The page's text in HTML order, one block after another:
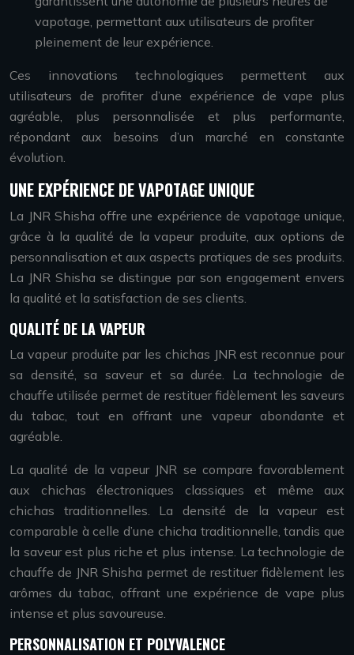
vapotage, permettant aux utilisateurs de profiter
pleinement de leur expérience.
Ces innovations technologiques permettent aux
utilisateurs de profiter d’une expérience de vape plus
agréable, plus personnalisée et plus performante,
répondant aux besoins d’un marché en constante
évolution.
UNE EXPÉRIENCE DE VAPOTAGE UNIQUE
La JNR Shisha offre une expérience de vapotage unique,
grâce à la qualité de la vapeur produite, aux options de
personnalisation et aux aspects pratiques de ses produits.
La JNR Shisha se distingue par son engagement envers
la qualité et la satisfaction de ses clients.
QUALITÉ DE LA VAPEUR
La vapeur produite par les chichas JNR est reconnue pour
sa densité, sa saveur et sa durée. La technologie de
chauffe utilisée permet de restituer fidèlement les saveurs
du tabac, tout en offrant une vapeur abondante et
agréable.
La qualité de la vapeur JNR se compare favorablement
aux chichas électroniques classiques et même aux
chichas traditionnelles. La densité de la vapeur est
comparable à celle d’une chicha traditionnelle, tandis que
la saveur est plus riche et plus intense. La technologie de
chauffe de JNR Shisha permet de restituer fidèlement les
arômes du tabac, offrant une expérience de vape plus
intense et plus savoureuse.
PERSONNALISATION ET POLYVALENCE